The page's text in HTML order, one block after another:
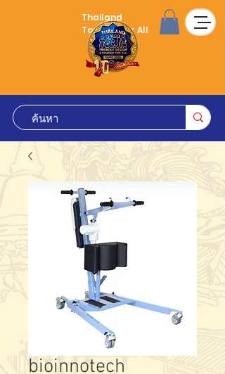
Thailand
Tourism for All
bioinnotech